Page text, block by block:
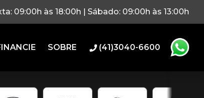
09:00h às 18:00h | Sábado: 09:00h às 13:00h
SOBRE (41)3040-6600